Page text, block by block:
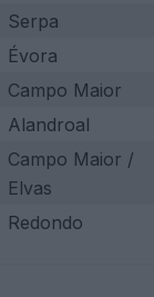
Serpa
Évora
Campo Maior
Alandroal
Campo Maior /
Elvas
Redondo